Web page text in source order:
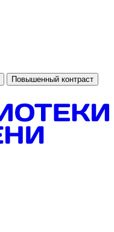
Повышенный контраст